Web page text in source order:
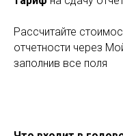
Рассчитайте
отчетности через
заполнив все поля